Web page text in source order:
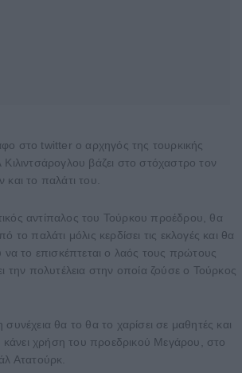
στο twitter ο αρχηγός της τουρκικής
Κιλιντσάρογλου βάζει στο στόχαστρο τον
και το παλάτι του.
αντίπαλος του Τούρκου προέδρου, θα
το παλάτι μόλις κερδίσει τις εκλογές και θα
να το επισκέπτεται ο λαός τους πρώτους
την πολυτέλεια στην οποία ζούσε ο Τούρκος
θα το θα το χαρίσει σε μαθητές και
κάνει χρήση του προεδρικού Μεγάρου, στο
Ατατούρκ.